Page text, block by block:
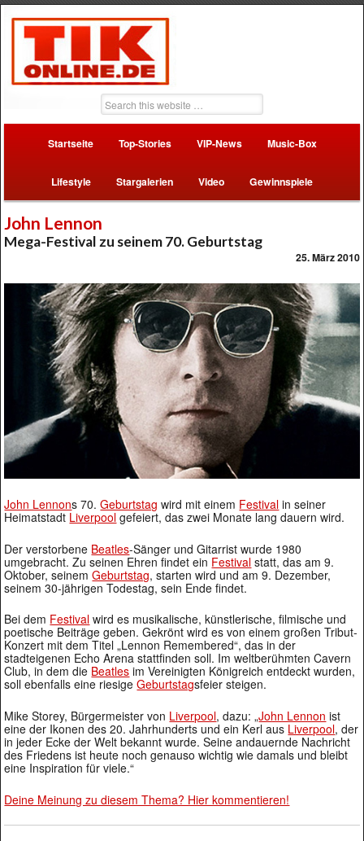
Startseite Top-Stories VIP-News Music-Box
Lifestyle Stargalerien Video Gewinnspiele
John Lennon
Mega-Festival zu seinem 70. Geburtstag
25. März 2010
John Lennons 70.Geburtstag wird mit einem Festival in seiner
Heimatstadt Liverpool gefeiert, das zwei Monate lang dauern wird.
Der verstorbene Beatles-Sänger und Gitarrist wurde 1980
umgebracht. Zu seinen Ehren findet ein Festival statt, das am 9.
Oktober, seinemGeburtstag, starten wird und am 9. Dezember,
seinem 30-jährigen Todestag, sein Ende findet.
Bei dem Festival wird es musikalische, künstlerische, filmische und
poetische Beiträge geben. Gekrönt wird es von einem großen Tribut-
Konzert mit dem Titel „Lennon Remembered“, das in der
stadteigenen Echo Arena stattfinden soll. Im weltberühmten Cavern
Club, in dem die Beatles im Vereinigten Königreich entdeckt wurden,
soll ebenfalls eine riesigeGeburtstagsfeier steigen.
Mike Storey, Bürgermeister von Liverpool, dazu: „John Lennon ist
eine der Ikonen des 20. Jahrhunderts und ein Kerl aus Liverpool, der
in jeder Ecke der Welt bekannt wurde. Seine andauernde Nachricht
des Friedens ist heute noch genauso wichtig wie damals und bleibt
eine Inspiration für viele.“
Deine Meinung zu diesem Thema? Hier kommentieren!